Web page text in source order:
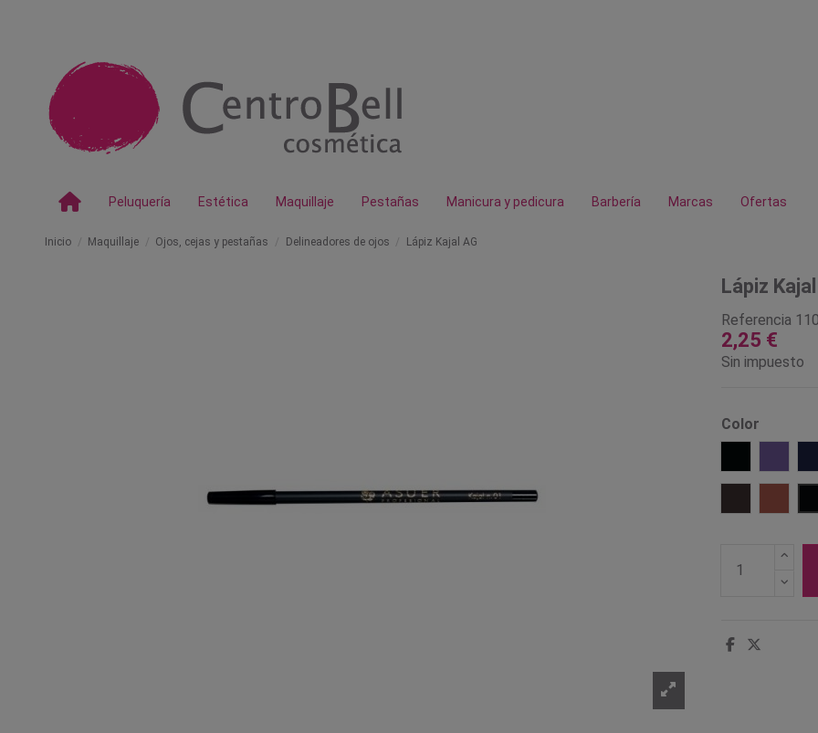
Peluquería Estética Maquillaje Pestañas Manicura y pedicura Barbería Marcas Ofertas
Inicio Maquillaje Ojos, cejas y pestañas Delineadores de ojos Lápiz Kajal AG
Lápiz
Referencia
2,25 €
Sin impuesto
Color